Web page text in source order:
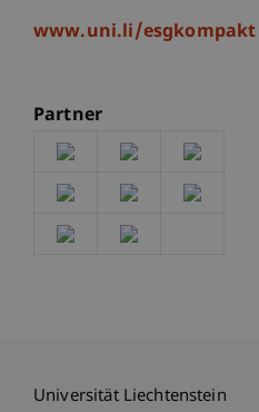
www.uni.li/esgkompakt
Partner
Universität Liechtenstein